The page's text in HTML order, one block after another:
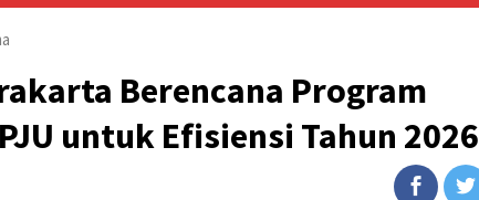
Berencana Program
untuk Efisiensi Tahun 2026